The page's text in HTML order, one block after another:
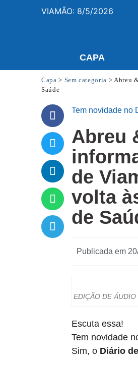
VIAMÃO: 8/5/2026
CAPA
Capa > Sem categoria > Abreu
Saúde
Tem novidade no
Abreu
de
volta
de
Publicada em
EDIÇÃO DE
Escuta essa!
Tem novidade
Sim, o Diário